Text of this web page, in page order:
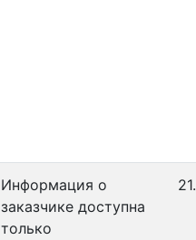
Информация о
заказчике доступна
только